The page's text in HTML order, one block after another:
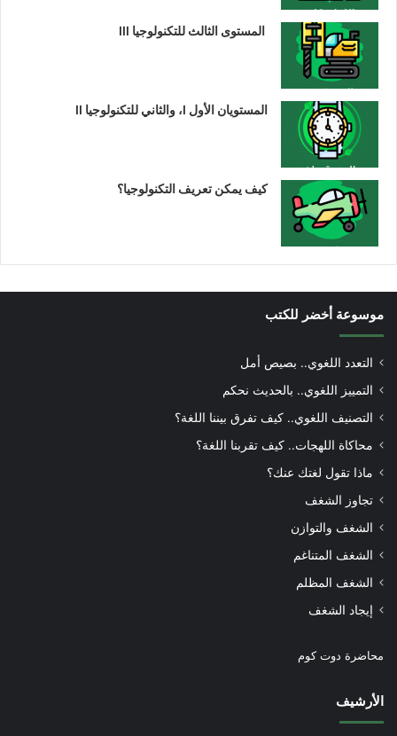
المستوى الثالث للتكنولوجيا III
المستويان الأول I، والثاني للتكنولوجيا II
كيف يمكن تعريف التكنولوجيا؟
موسوعة أخضر للكتب
التعدد اللغوي.. بصيص أمل
التمييز اللغوي.. بالحديث نحكم
التصنيف اللغوي.. كيف تفرق بيننا اللغة؟
محاكاة اللهجات.. كيف تقربنا اللغة؟
ماذا تقول لغتك عنك؟
تجاوز الشغف
الشغف والتوازن
الشغف المتناغم
الشغف المظلم
إيجاد الشغف
محاضرة دوت كوم
الأرشيف